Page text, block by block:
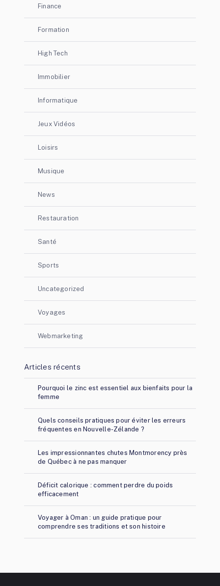
Finance
Formation
High Tech
Immobilier
Informatique
Jeux Vidéos
Loisirs
Musique
News
Restauration
Santé
Sports
Uncategorized
Voyages
Webmarketing
Articles récents
Pourquoi le zinc est essentiel aux bienfaits pour la
femme
Quels conseils pratiques pour éviter les erreurs
fréquentes en Nouvelle-Zélande ?
Les impressionnantes chutes Montmorency près
de Québec à ne pas manquer
Déficit calorique : comment perdre du poids
efficacement
Voyager à Oman : un guide pratique pour
comprendre ses traditions et son histoire